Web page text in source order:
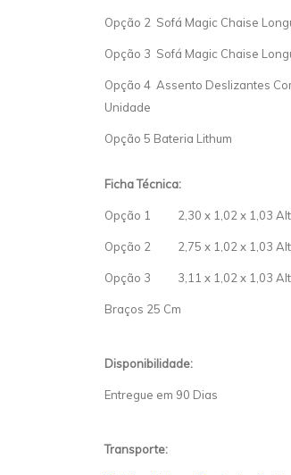
Opção 2 Sofá Magic Chaise
Opção 3 Sofá Magic Chaise
Opção 4 Assento Deslizantes
Unidade
Opção 5 Bateria Lithum
Ficha Técnica:
Opção 1 2,30 x 1,02 x 1,03
Opção 2 2,75 x 1,02 x 1,03
Opção 3 3,11 x 1,02 x 1,03
Braços 25 Cm
Disponibilidade:
Entregue em 90 Dias
Transporte: